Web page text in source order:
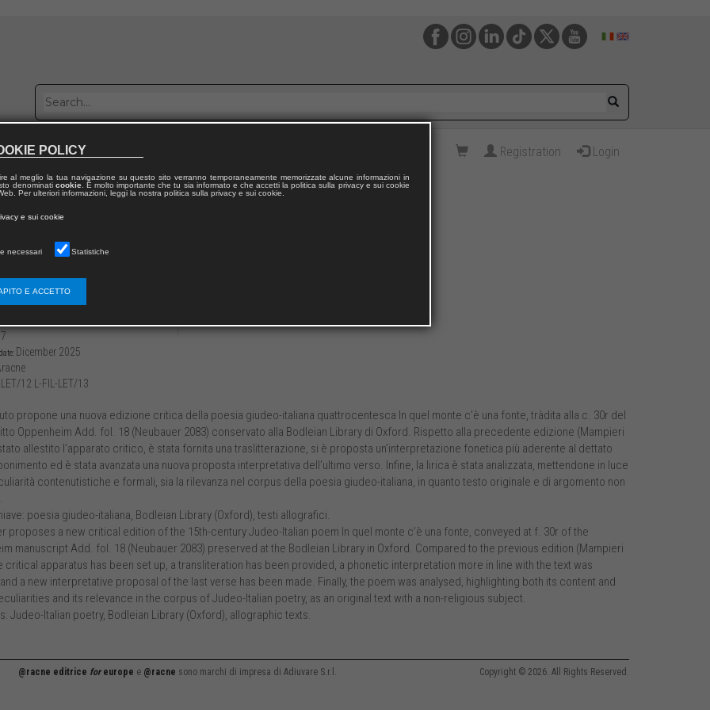
with us Registration Login
monte c’è una fonte (sec. XV)
Dicember 2025
LET/12 L-FIL-LET/13
propone una nuova edizione critica della poesia giudeo-italiana quattrocentesca In quel monte c’è una fonte, tràdita alla c. 30r del
Oppenheim Add. fol. 18 (Neubauer 2083) conservato alla Bodleian Library di Oxford. Rispetto alla precedente edizione (Mampieri
allestito l’apparato critico, è stata fornita una traslitterazione, si è proposta un’interpretazione fonetica più aderente al dettato
ed è stata avanzata una nuova proposta interpretativa dell’ultimo verso. Infine, la lirica è stata analizzata, mettendone in luce
contenutistiche e formali, sia la rilevanza nel corpus della poesia giudeo-italiana, in quanto testo originale e di argomento non
poesia giudeo-italiana, Bodleian Library (Oxford), testi allografici.
proposes a new critical edition of the 15th-century Judeo-Italian poem In quel monte c’è una fonte, conveyed at f. 30r of the
manuscript Add. fol. 18 (Neubauer 2083) preserved at the Bodleian Library in Oxford. Compared to the previous edition (Mampieri
critical apparatus has been set up, a transliteration has been provided, a phonetic interpretation more in line with the text was
a new interpretative proposal of the last verse has been made. Finally, the poem was analysed, highlighting both its content and
and its relevance in the corpus of Judeo-Italian poetry, as an original text with a non-religious subject.
Judeo-Italian poetry, Bodleian Library (Oxford), allographic texts.
@racne editrice foreurope e @racne sono marchi di impresa di Adiuvare S.r.l. Copyright © 2026. All Rights Reserved.
POLICY
al meglio la tua navigazione su questo sito verranno temporaneamente memorizzate alcune informazioni in
denominati cookie. È molto importante che tu sia informato e che accetti la politica sulla privacy e sui cookie
Per ulteriori informazioni, leggi la nostra politica sulla privacy e sui cookie.
e sui cookie
necessari Statistiche
E ACCETTO